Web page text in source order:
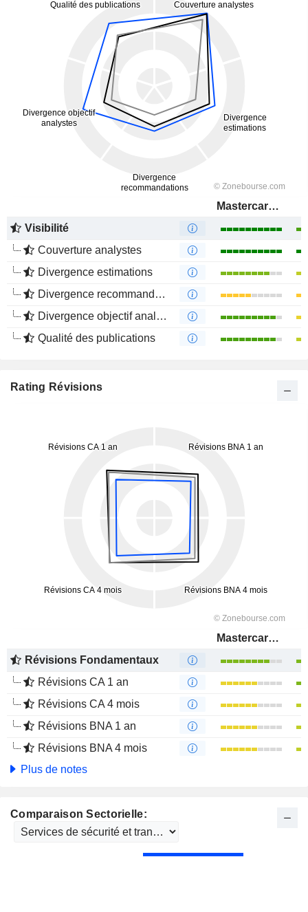
Mastercard, Inc.
Visibilité
Couverture analystes
Divergence estimations
Divergence recommandations analystes
Divergence objectif analystes
Qualité des publications
Rating Révisions
Mastercard, Inc.
Révisions Fondamentaux
Révisions CA 1 an
Révisions CA 4 mois
Révisions BNA 1 an
Révisions BNA 4 mois
Plus de notes
Comparaison Sectorielle: